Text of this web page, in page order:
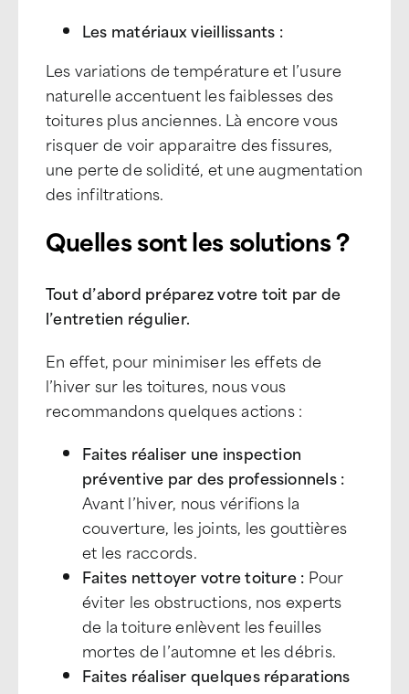
Les matériaux vieillissants :
Les variations de température et l’usure
naturelle accentuent les faiblesses des
toitures plus anciennes. Là encore vous
risquer de voir apparaitre des fissures,
une perte de solidité, et une augmentation
des infiltrations.
Quelles sont les solutions ?
Tout d’abord préparez votre toit par de
l’entretien régulier.
En effet, pour minimiser les effets de
l’hiver sur les toitures, nous vous
recommandons quelques actions :
Faites réaliser une inspection
préventive par des professionnels :
Avant l’hiver, nous vérifions la
couverture, les joints, les gouttières
et les raccords.
Faites nettoyer votre toiture : Pour
éviter les obstructions, nos experts
de la toiture enlèvent les feuilles
mortes de l’automne et les débris.
Faites réaliser quelques réparations